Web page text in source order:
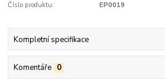
Číslo produktu: EP0019
Kompletní specifikace
Komentáře 0